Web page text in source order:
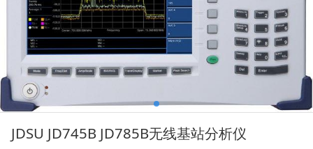
JDSU JD745B JD785B无线基站分析仪